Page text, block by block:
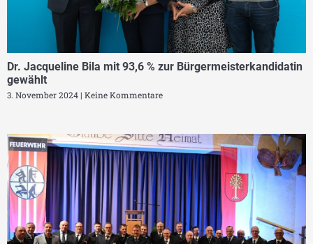
Dr. Jacqueline Bila mit 93,6 % zur Bürgermeisterkandidatin
gewählt
3. November 2024 Keine Kommentare